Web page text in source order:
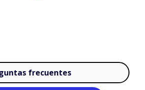
frecuentes